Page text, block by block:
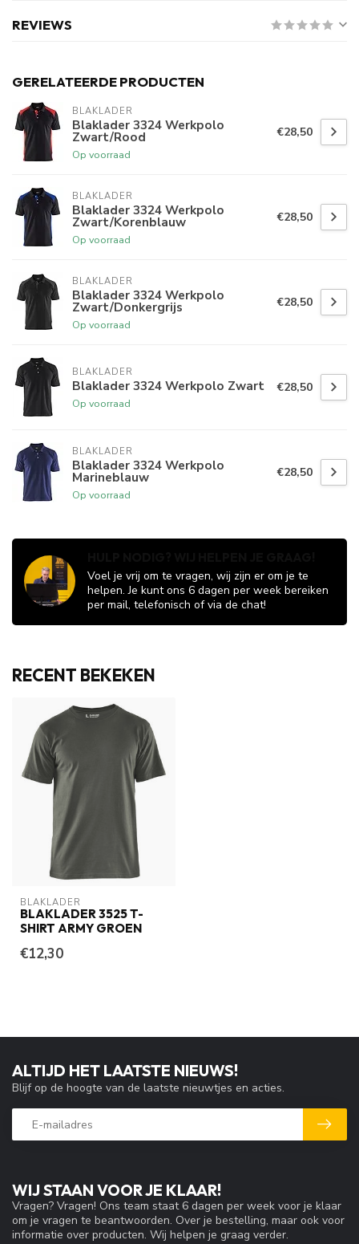
REVIEWS
GERELATEERDE PRODUCTEN
BLAKLADER
Blaklader 3324 Werkpolo
Zwart/Rood
Op voorraad
€28,50
BLAKLADER
Blaklader 3324 Werkpolo
Zwart/Korenblauw
Op voorraad
€28,50
BLAKLADER
Blaklader 3324 Werkpolo
Zwart/Donkergrijs
Op voorraad
€28,50
BLAKLADER
Blaklader 3324 Werkpolo Zwart
Op voorraad
€28,50
BLAKLADER
Blaklader 3324 Werkpolo
Marineblauw
Op voorraad
€28,50
Voel je vrij om te vragen, wij zijn er om je te
helpen. Je kunt ons 6 dagen per week bereiken
per mail, telefonisch of via de chat!
RECENT BEKEKEN
BLAKLADER
BLAKLADER 3525 T-
SHIRT ARMY GROEN
€12,30
WIJ STAAN VOOR JE KLAAR!
Vragen? Vragen! Ons team staat 6 dagen per week voor je klaar
om je vragen te beantwoorden. Over je bestelling, maar ook voor
informatie over producten. Wij helpen je graag verder.
ALTIJD HET LAATSTE NIEUWS!
Blijf op de hoogte van de laatste nieuwtjes en acties.